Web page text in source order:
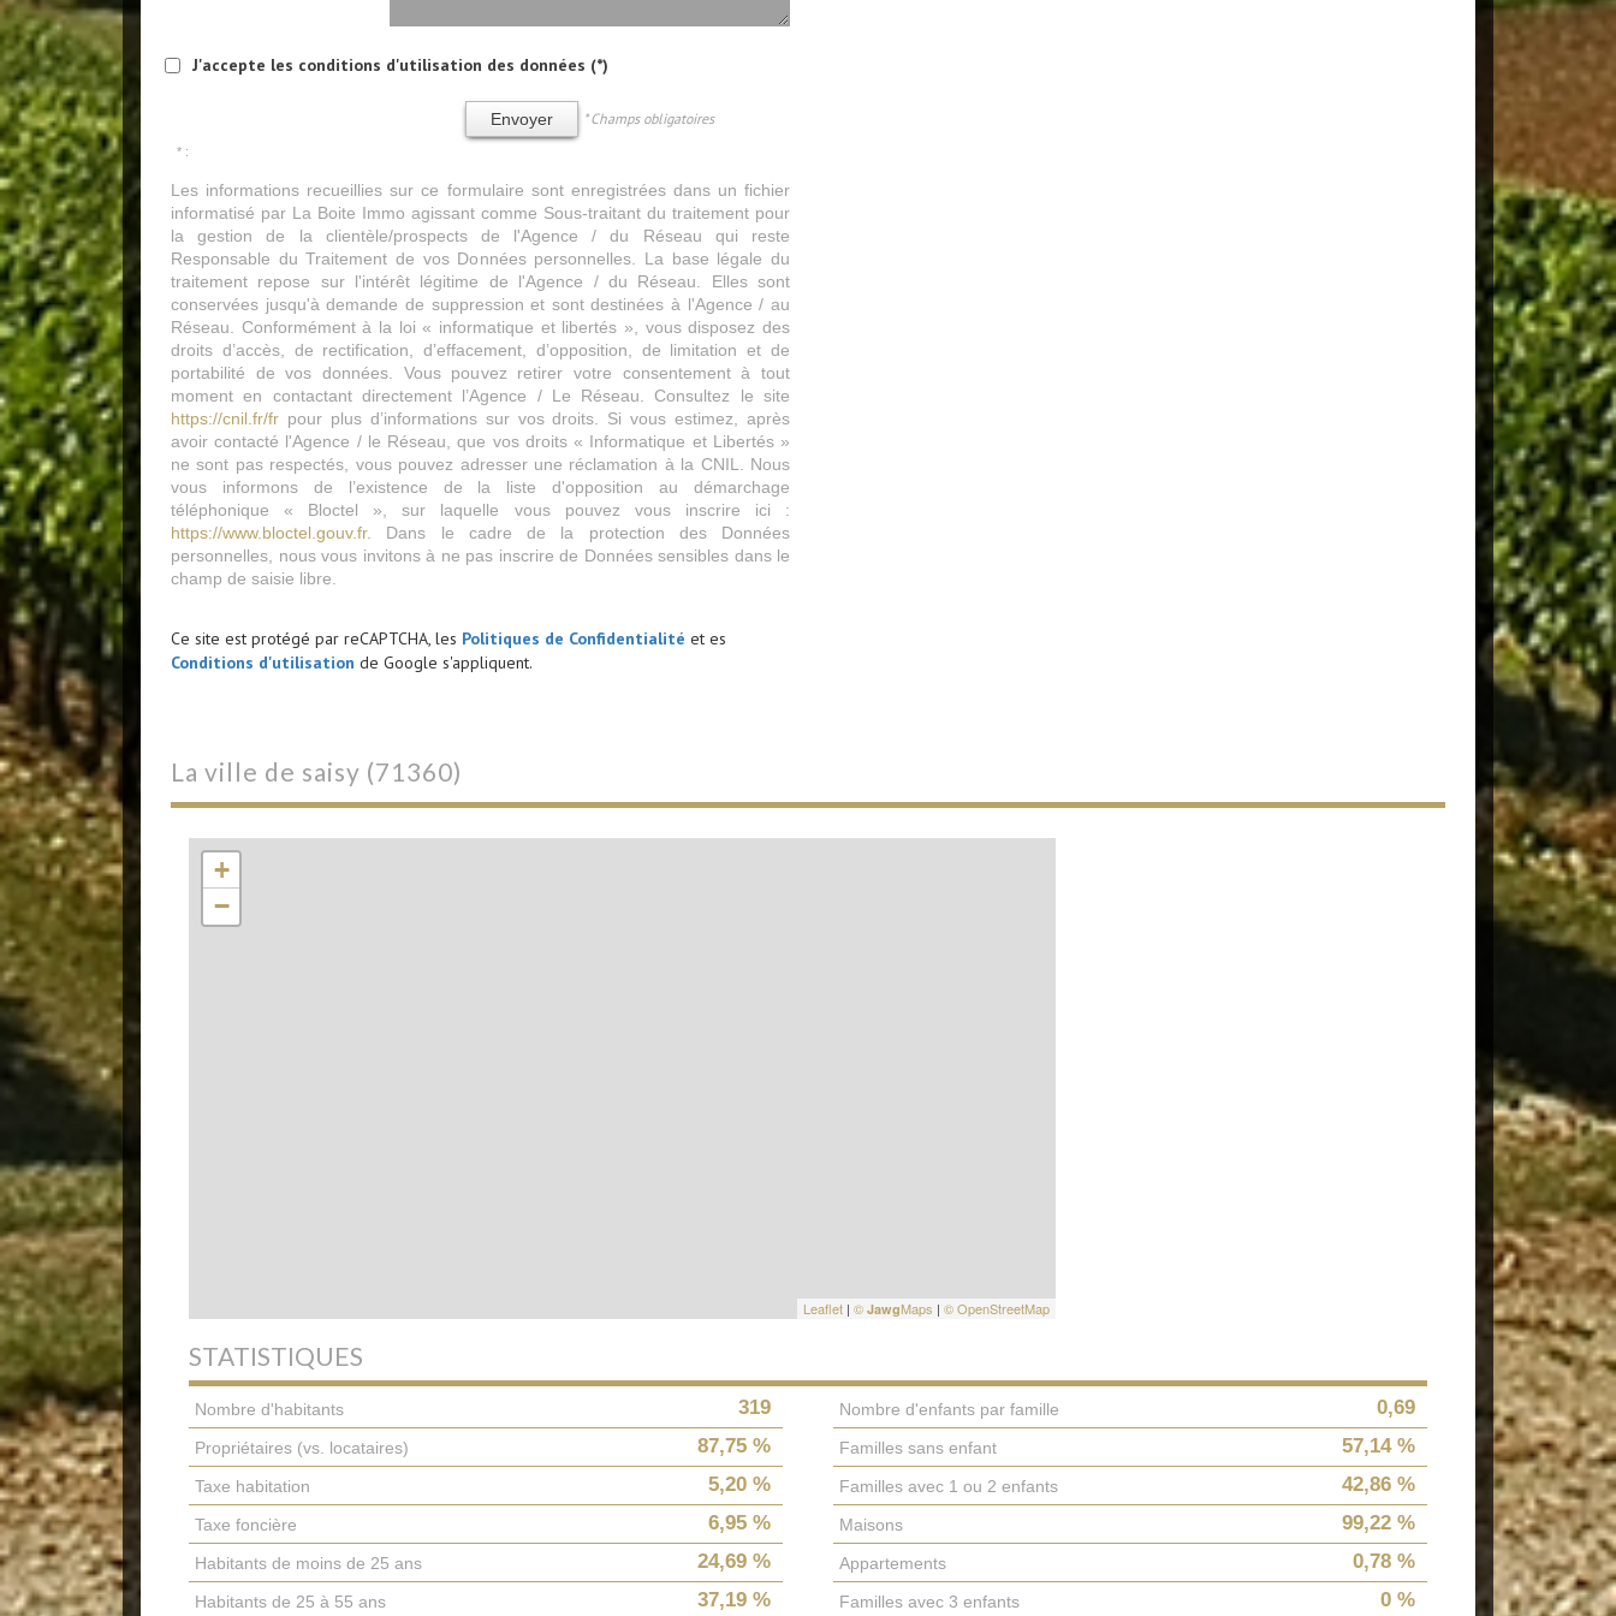
J'accepte les conditions d'utilisation des données (*)
Envoyer * Champs obligatoires
* :
Les informations recueillies sur ce formulaire sont enregistrées dans un fichier
informatisé par La Boite Immo agissant comme Sous-traitant du traitement pour
la gestion de la clientèle/prospects de l'Agence / du Réseau qui reste
Responsable du Traitement de vos Données personnelles. La base légale du
traitement repose sur l'intérêt légitime de l'Agence / du Réseau. Elles sont
conservées jusqu'à demande de suppression et sont destinées à l'Agence / au
Réseau. Conformément à la loi « informatique et libertés », vous disposez des
droits d’accès, de rectification, d’effacement, d’opposition, de limitation et de
portabilité de vos données. Vous pouvez retirer votre consentement à tout
moment en contactant directement l’Agence / Le Réseau. Consultez le site
https://cnil.fr/fr pour plus d’informations sur vos droits. Si vous estimez, après
avoir contacté l'Agence / le Réseau, que vos droits « Informatique et Libertés »
ne sont pas respectés, vous pouvez adresser une réclamation à la CNIL. Nous
vous informons de l’existence de la liste d'opposition au démarchage
téléphonique « Bloctel », sur laquelle vous pouvez vous inscrire ici :
https://www.bloctel.gouv.fr. Dans le cadre de la protection des Données
personnelles, nous vous invitons à ne pas inscrire de Données sensibles dans le
champ de saisie libre.
Ce site est protégé par reCAPTCHA, les Politiques de Confidentialité et es
Conditions d'utilisation de Google s'appliquent.
la ville de saisy (71360)
+
−
Leaflet | © JawgMaps | © OpenStreetMap
STATISTIQUES
Nombre d'habitants 319
Propriétaires (vs. locataires) 87,75 %
Taxe habitation 5,20 %
Taxe foncière 6,95 %
Habitants de moins de 25 ans 24,69 %
Habitants de 25 à 55 ans 37,19 %
Nombre d'enfants par famille 0,69
Familles sans enfant 57,14 %
Familles avec 1 ou 2 enfants 42,86 %
Maisons 99,22 %
Appartements 0,78 %
Familles avec 3 enfants 0 %